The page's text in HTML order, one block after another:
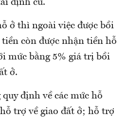
định cư.
ở thì ngoài việc được bồi
còn được nhận tiền hỗ
mức bằng 5% giá trị bồi
ở.
định về các mức hỗ
trợ về giao đất ở; hỗ trợ